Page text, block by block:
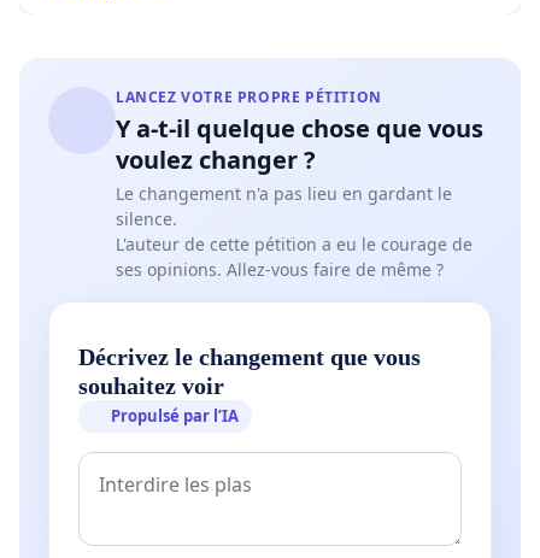
LANCEZ VOTRE PROPRE PÉTITION
Y a-t-il quelque chose que vous
voulez changer ?
Le changement n'a pas lieu en gardant le
silence.
L'auteur de cette pétition a eu le courage de
ses opinions. Allez-vous faire de même ?
Décrivez le changement que vous
souhaitez voir
Propulsé par l’IA